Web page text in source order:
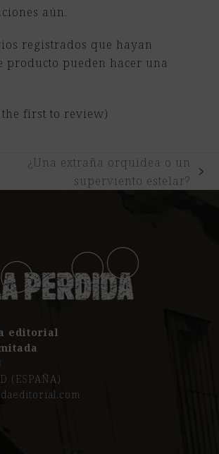
aún.
registrados que hayan
producto pueden hacer una
the first to review)
¿Una extraña orquídea o un
superviento estelar?
editorial
(ESPAÑA)